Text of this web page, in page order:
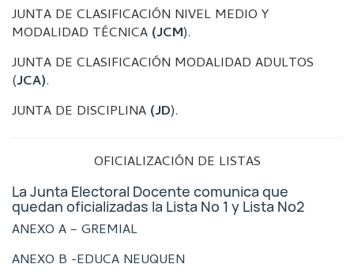
JUNTA DE CLASIFICACIÓN NIVEL MEDIO Y
MODALIDAD TÉCNICA (JCM).
JUNTA DE CLASIFICACIÓN MODALIDAD ADULTOS
(JCA).
JUNTA DE DISCIPLINA (JD).
OFICIALIZACIÓN DE LISTAS
La Junta Electoral Docente comunica que
quedan oficializadas la Lista Nº 1 y Lista Nº2
ANEXO A – GREMIAL
ANEXO B -EDUCA NEUQUEN